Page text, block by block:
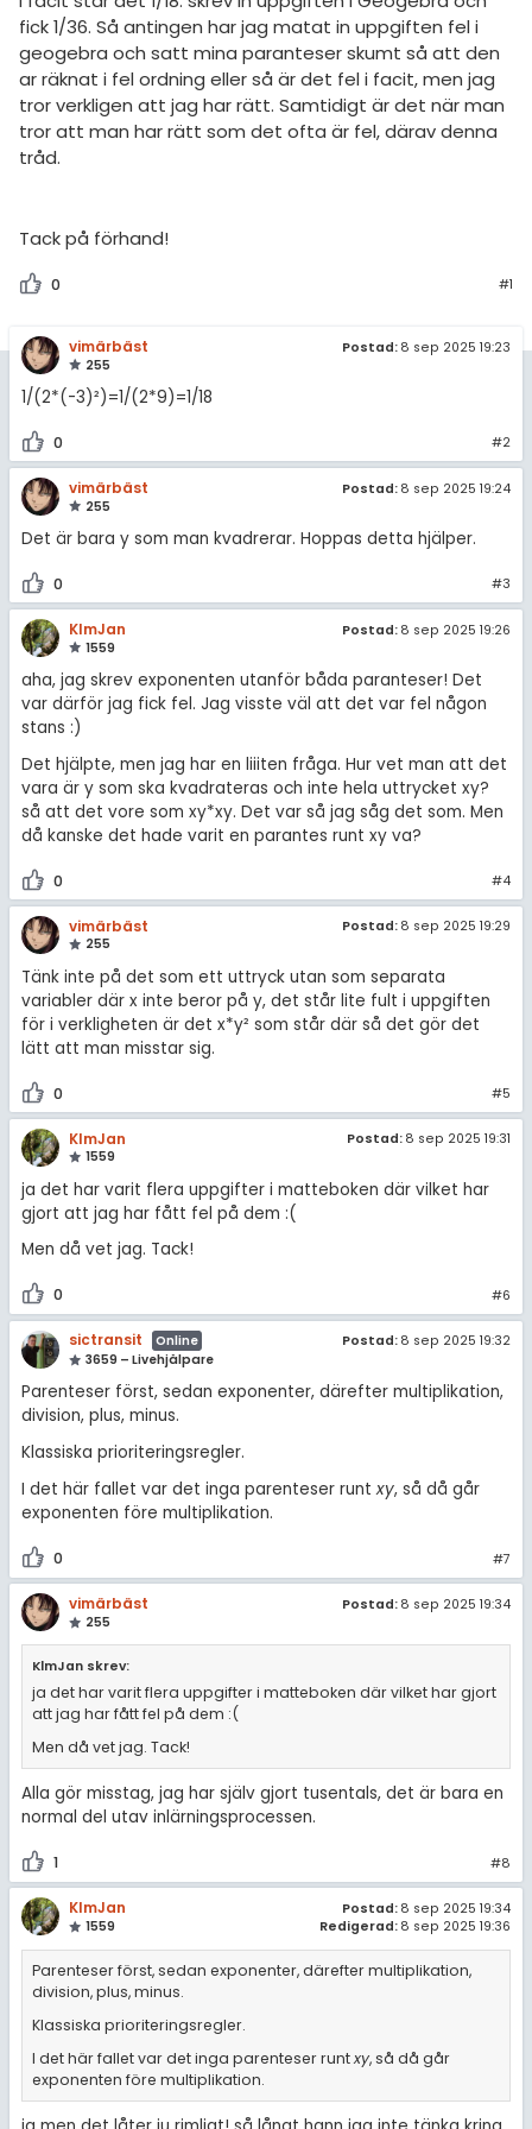
fick 1/36. Så antingen har jag matat in uppgiften fel i
geogebra och satt mina paranteser skumt så att den
ar räknat i fel ordning eller så är det fel i facit, men jag
tror verkligen att jag har rätt. Samtidigt är det när man
tror att man har rätt som det ofta är fel, därav denna
tråd.
Tack på förhand!
0 #1
vimärbäst
255
Postad: 8 sep 2025 19:23
1/(2*(-3)²)=1/(2*9)=1/18
0 #2
vimärbäst
255
Postad: 8 sep 2025 19:24
Det är bara y som man kvadrerar. Hoppas detta hjälper.
0 #3
KlmJan
1559
Postad: 8 sep 2025 19:26
aha, jag skrev exponenten utanför båda paranteser! Det
var därför jag fick fel. Jag visste väl att det var fel någon
stans :)
Det hjälpte, men jag har en liiiten fråga. Hur vet man att det
vara är y som ska kvadrateras och inte hela uttrycket xy?
så att det vore som xy*xy. Det var så jag såg det som. Men
då kanske det hade varit en parantes runt xy va?
0 #4
vimärbäst
255
Postad: 8 sep 2025 19:29
Tänk inte på det som ett uttryck utan som separata
variabler där x inte beror på y, det står lite fult i uppgiften
för i verkligheten är det x*y² som står där så det gör det
lätt att man misstar sig.
0 #5
KlmJan
1559
Postad: 8 sep 2025 19:31
ja det har varit flera uppgifter i matteboken där vilket har
gjort att jag har fått fel på dem :(
Men då vet jag. Tack!
0 #6
sictransit
Online
3659 – Livehjälpare
Postad: 8 sep 2025 19:32
Parenteser först, sedan exponenter, därefter multiplikation,
division, plus, minus.
Klassiska prioriteringsregler.
I det här fallet var det inga parenteser runtxy, så då går
exponenten före multiplikation.
0 #7
vimärbäst
255
Postad: 8 sep 2025 19:34
KlmJan skrev:
ja det har varit flera uppgifter i matteboken där vilket har gjort
att jag har fått fel på dem :(
Men då vet jag. Tack!
Alla gör misstag, jag har själv gjort tusentals, det är bara en
normal del utav inlärningsprocessen.
1 #8
KlmJan
1559
Postad: 8 sep 2025 19:34
Redigerad: 8 sep 2025 19:36
Parenteser först, sedan exponenter, därefter multiplikation,
division, plus, minus.
Klassiska prioriteringsregler.
I det här fallet var det inga parenteser runtxy, så då går
exponenten före multiplikation.
Livehjälpen
Topplistor
Regler
Allmänna villkor
högskolan
ämnen
diskussioner